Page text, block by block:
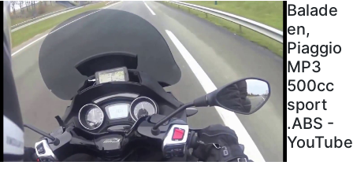
Balade
en,
Piaggio
MP3
500cc
sport
.ABS -
YouTube